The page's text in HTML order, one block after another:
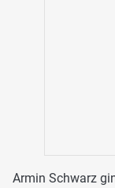
Armin Schwarz